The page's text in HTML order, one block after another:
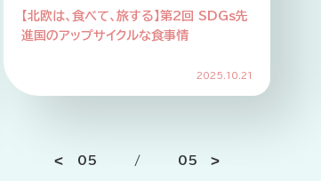
【北欧は、食べて、旅する】第2回 SDGs先
進国のアップサイクルな食事情
2025.10.21
05 / 05